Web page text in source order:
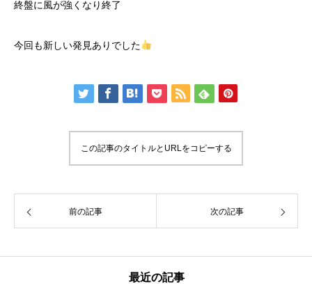
終盤に風が強くなり終了
今回も新しい発見ありでした
この記事のタイトルとURLをコピーする
前の記事 次の記事
最近の記事